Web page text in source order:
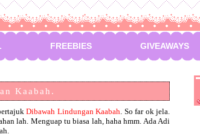
FREEBIES GIVEAWAYS
Kaabah.
Dibawah Lindungan Kaabah . So far ok jela.
lah. Menguap tu biasa lah, haha hmm. Ada Adi